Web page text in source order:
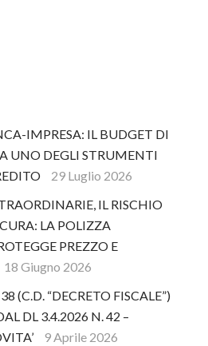
IMPRESA: IL BUDGET DI
UNO DEGLI STRUMENTI
29 Luglio 2026
IL RISCHIO
LA POLIZZA
PREZZO E
18 Giugno 2026
(C.D. “DECRETO FISCALE”)
DL 3.4.2026 N. 42 –
9 Aprile 2026